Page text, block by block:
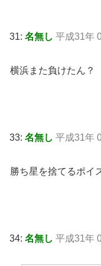
31: 名無し 平成31年
横浜また負けたん？
33: 名無し 平成31年
勝ち星を捨てるポイ
34: 名無し 平成31年